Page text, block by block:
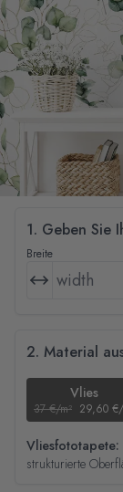
1. Geben Sie
Breite
2. Material
Vlies
37 €/m² 29,60 €/
Vliesfototapete:
strukturierte